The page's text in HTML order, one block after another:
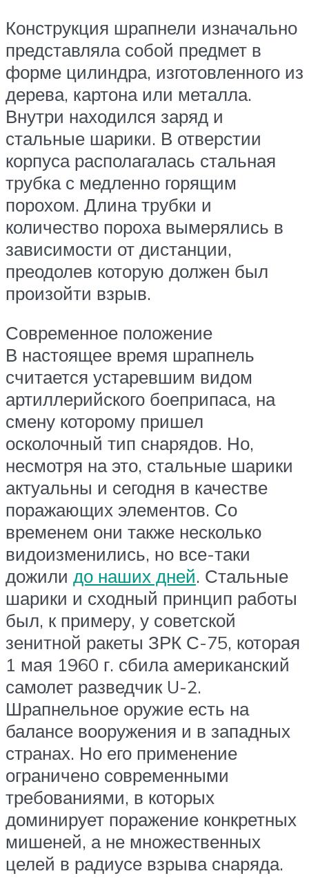
Конструкция шрапнели изначально
представляла собой предмет в
форме цилиндра, изготовленного из
дерева, картона или металла.
Внутри находился заряд и
стальные шарики. В отверстии
корпуса располагалась стальная
трубка с медленно горящим
порохом. Длина трубки и
количество пороха вымерялись в
зависимости от дистанции,
преодолев которую должен был
произойти взрыв.
Современное положение
В настоящее время шрапнель
считается устаревшим видом
артиллерийского боеприпаса, на
смену которому пришел
осколочный тип снарядов. Но,
несмотря на это, стальные шарики
актуальны и сегодня в качестве
поражающих элементов. Со
временем они также несколько
видоизменились, но все-таки
дожили до наших дней. Стальные
шарики и сходный принцип работы
был, к примеру, у советской
зенитной ракеты ЗРК С-75, которая
1 мая 1960 г. сбила американский
самолет разведчик U-2.
Шрапнельное оружие есть на
балансе вооружения и в западных
странах. Но его применение
ограничено современными
требованиями, в которых
доминирует поражение конкретных
мишеней, а не множественных
целей в радиусе взрыва снаряда.